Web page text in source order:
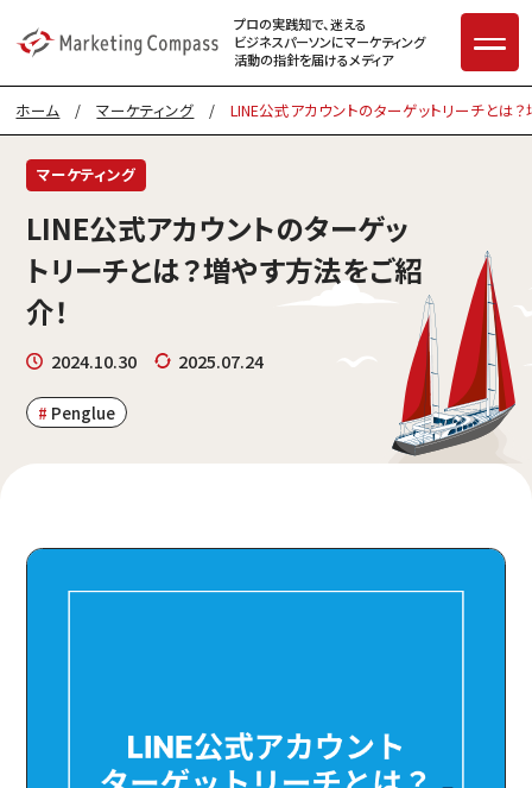
プロの実践知で、迷える
ビジネスパーソンにマーケティング
活動の指針を届けるメディア
ホーム /マーケティング /LINE公式アカウントのターゲットリーチとは
マーケティング
LINE公式アカウントのターゲッ
トリーチとは？増やす方法をご紹
介！
2024.10.30 2025.07.24
Penglue